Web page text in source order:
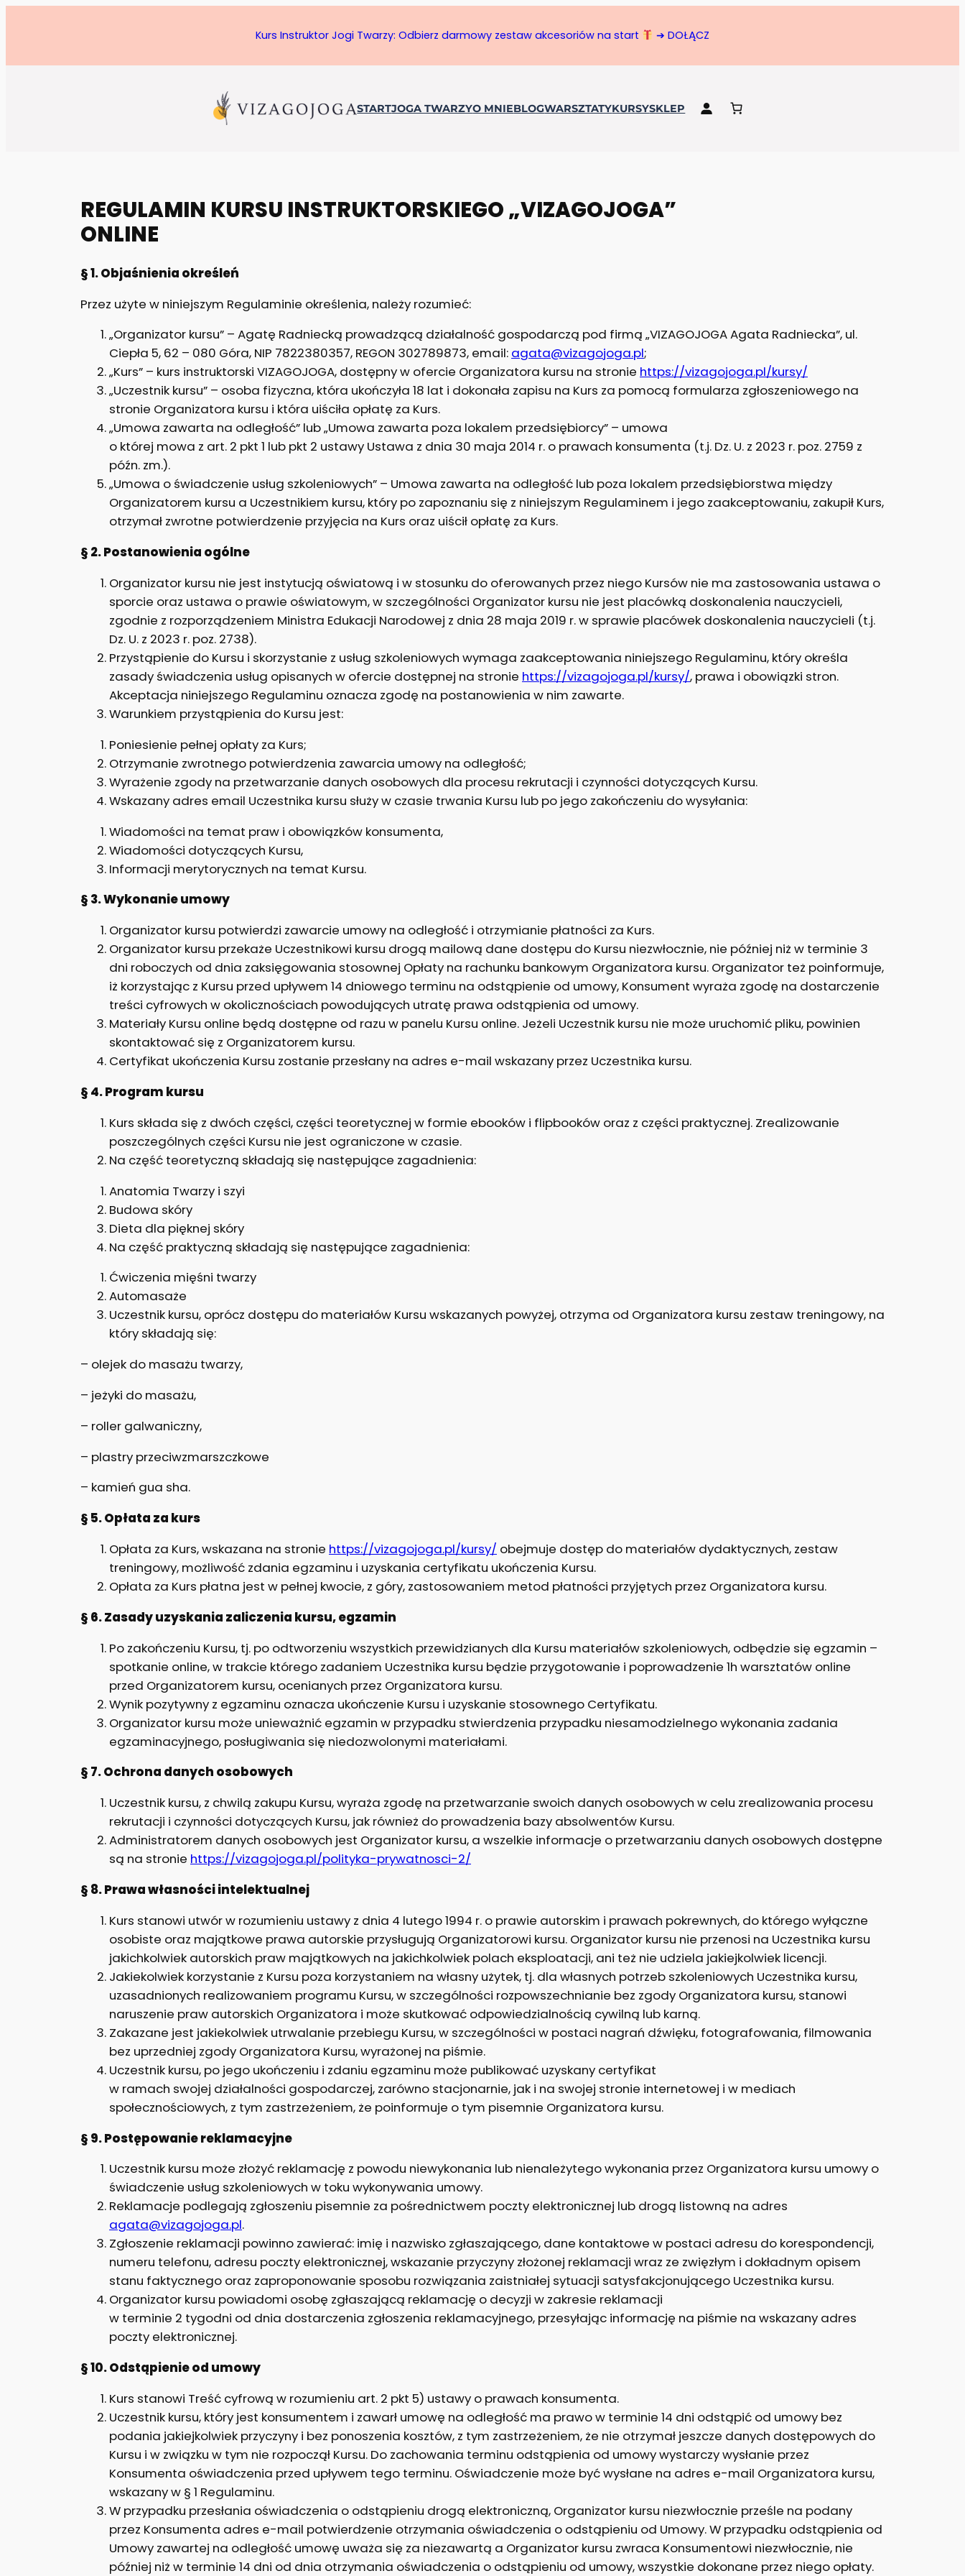
Kurs Instruktor Jogi Twarzy: Odbierz darmowy zestaw akcesoriów na start ➔ DOŁĄCZ
STARTJOGA TWARZYO MNIEBLOGWARSZTATYKURSYSKLEP
REGULAMIN KURSU INSTRUKTORSKIEGO „VIZAGOJOGA”
ONLINE
§ 1. Objaśnienia określeń
Przez użyte w niniejszym Regulaminie określenia, należy rozumieć:
„Organizator kursu” – Agatę Radniecką prowadzącą działalność gospodarczą pod firmą „VIZAGOJOGA Agata Radniecka”, ul.
Ciepła 5, 62 – 080 Góra, NIP 7822380357, REGON 302789873, email: agata@vizagojoga.pl;
„Kurs” – kurs instruktorski VIZAGOJOGA, dostępny w ofercie Organizatora kursu na stronie https://vizagojoga.pl/kursy/
„Uczestnik kursu” – osoba fizyczna, która ukończyła 18 lat i dokonała zapisu na Kurs za pomocą formularza zgłoszeniowego na
stronie Organizatora kursu i która uiściła opłatę za Kurs.
„Umowa zawarta na odległość” lub „Umowa zawarta poza lokalem przedsiębiorcy” – umowa
o której mowa z art. 2 pkt 1 lub pkt 2 ustawy Ustawa z dnia 30 maja 2014 r. o prawach konsumenta (t.j. Dz. U. z 2023 r. poz. 2759 z
późn. zm.).
„Umowa o świadczenie usług szkoleniowych” – Umowa zawarta na odległość lub poza lokalem przedsiębiorstwa między
Organizatorem kursu a Uczestnikiem kursu, który po zapoznaniu się z niniejszym Regulaminem i jego zaakceptowaniu, zakupił Kurs,
otrzymał zwrotne potwierdzenie przyjęcia na Kurs oraz uiścił opłatę za Kurs.
§ 2. Postanowienia ogólne
Organizator kursu nie jest instytucją oświatową i w stosunku do oferowanych przez niego Kursów nie ma zastosowania ustawa o
sporcie oraz ustawa o prawie oświatowym, w szczególności Organizator kursu nie jest placówką doskonalenia nauczycieli,
zgodnie z rozporządzeniem Ministra Edukacji Narodowej z dnia 28 maja 2019 r. w sprawie placówek doskonalenia nauczycieli (t.j.
Dz. U. z 2023 r. poz. 2738).
Przystąpienie do Kursu i skorzystanie z usług szkoleniowych wymaga zaakceptowania niniejszego Regulaminu, który określa
zasady świadczenia usług opisanych w ofercie dostępnej na stronie https://vizagojoga.pl/kursy/, prawa i obowiązki stron.
Akceptacja niniejszego Regulaminu oznacza zgodę na postanowienia w nim zawarte.
Warunkiem przystąpienia do Kursu jest:
Poniesienie pełnej opłaty za Kurs;
Otrzymanie zwrotnego potwierdzenia zawarcia umowy na odległość;
Wyrażenie zgody na przetwarzanie danych osobowych dla procesu rekrutacji i czynności dotyczących Kursu.
Wskazany adres email Uczestnika kursu służy w czasie trwania Kursu lub po jego zakończeniu do wysyłania:
Wiadomości na temat praw i obowiązków konsumenta,
Wiadomości dotyczących Kursu,
Informacji merytorycznych na temat Kursu.
§ 3. Wykonanie umowy
Organizator kursu potwierdzi zawarcie umowy na odległość i otrzymianie płatności za Kurs.
Organizator kursu przekaże Uczestnikowi kursu drogą mailową dane dostępu do Kursu niezwłocznie, nie później niż w terminie 3
dni roboczych od dnia zaksięgowania stosownej Opłaty na rachunku bankowym Organizatora kursu. Organizator też poinformuje,
iż korzystając z Kursu przed upływem 14 dniowego terminu na odstąpienie od umowy, Konsument wyraża zgodę na dostarczenie
treści cyfrowych w okolicznościach powodujących utratę prawa odstąpienia od umowy.
Materiały Kursu online będą dostępne od razu w panelu Kursu online. Jeżeli Uczestnik kursu nie może uruchomić pliku, powinien
skontaktować się z Organizatorem kursu.
Certyfikat ukończenia Kursu zostanie przesłany na adres e-mail wskazany przez Uczestnika kursu.
§ 4. Program kursu
Kurs składa się z dwóch części, części teoretycznej w formie ebooków i flipbooków oraz z części praktycznej. Zrealizowanie
poszczególnych części Kursu nie jest ograniczone w czasie.
Na część teoretyczną składają się następujące zagadnienia:
Anatomia Twarzy i szyi
Budowa skóry
Dieta dla pięknej skóry
Na część praktyczną składają się następujące zagadnienia:
Ćwiczenia mięśni twarzy
Automasaże
Uczestnik kursu, oprócz dostępu do materiałów Kursu wskazanych powyżej, otrzyma od Organizatora kursu zestaw treningowy, na
który składają się:
– olejek do masażu twarzy,
– jeżyki do masażu,
– roller galwaniczny,
– plastry przeciwzmarszczkowe
– kamień gua sha.
§ 5. Opłata za kurs
Opłata za Kurs, wskazana na stronie https://vizagojoga.pl/kursy/ obejmuje dostęp do materiałów dydaktycznych, zestaw
treningowy, możliwość zdania egzaminu i uzyskania certyfikatu ukończenia Kursu.
Opłata za Kurs płatna jest w pełnej kwocie, z góry, zastosowaniem metod płatności przyjętych przez Organizatora kursu.
§ 6. Zasady uzyskania zaliczenia kursu, egzamin
Po zakończeniu Kursu, tj. po odtworzeniu wszystkich przewidzianych dla Kursu materiałów szkoleniowych, odbędzie się egzamin –
spotkanie online, w trakcie którego zadaniem Uczestnika kursu będzie przygotowanie i poprowadzenie 1h warsztatów online
przed Organizatorem kursu, ocenianych przez Organizatora kursu.
Wynik pozytywny z egzaminu oznacza ukończenie Kursu i uzyskanie stosownego Certyfikatu.
Organizator kursu może unieważnić egzamin w przypadku stwierdzenia przypadku niesamodzielnego wykonania zadania
egzaminacyjnego, posługiwania się niedozwolonymi materiałami.
§ 7. Ochrona danych osobowych
Uczestnik kursu, z chwilą zakupu Kursu, wyraża zgodę na przetwarzanie swoich danych osobowych w celu zrealizowania procesu
rekrutacji i czynności dotyczących Kursu, jak również do prowadzenia bazy absolwentów Kursu.
Administratorem danych osobowych jest Organizator kursu, a wszelkie informacje o przetwarzaniu danych osobowych dostępne
są na stronie https://vizagojoga.pl/polityka-prywatnosci-2/
§ 8. Prawa własności intelektualnej
Kurs stanowi utwór w rozumieniu ustawy z dnia 4 lutego 1994 r. o prawie autorskim i prawach pokrewnych, do którego wyłączne
osobiste oraz majątkowe prawa autorskie przysługują Organizatorowi kursu. Organizator kursu nie przenosi na Uczestnika kursu
jakichkolwiek autorskich praw majątkowych na jakichkolwiek polach eksploatacji, ani też nie udziela jakiejkolwiek licencji.
Jakiekolwiek korzystanie z Kursu poza korzystaniem na własny użytek, tj. dla własnych potrzeb szkoleniowych Uczestnika kursu,
uzasadnionych realizowaniem programu Kursu, w szczególności rozpowszechnianie bez zgody Organizatora kursu, stanowi
naruszenie praw autorskich Organizatora i może skutkować odpowiedzialnością cywilną lub karną.
Zakazane jest jakiekolwiek utrwalanie przebiegu Kursu, w szczególności w postaci nagrań dźwięku, fotografowania, filmowania
bez uprzedniej zgody Organizatora Kursu, wyrażonej na piśmie.
Uczestnik kursu, po jego ukończeniu i zdaniu egzaminu może publikować uzyskany certyfikat
w ramach swojej działalności gospodarczej, zarówno stacjonarnie, jak i na swojej stronie internetowej i w mediach
społecznościowych, z tym zastrzeżeniem, że poinformuje o tym pisemnie Organizatora kursu.
§ 9. Postępowanie reklamacyjne
Uczestnik kursu może złożyć reklamację z powodu niewykonania lub nienależytego wykonania przez Organizatora kursu umowy o
świadczenie usług szkoleniowych w toku wykonywania umowy.
Reklamacje podlegają zgłoszeniu pisemnie za pośrednictwem poczty elektronicznej lub drogą listowną na adres
agata@vizagojoga.pl.
Zgłoszenie reklamacji powinno zawierać: imię i nazwisko zgłaszającego, dane kontaktowe w postaci adresu do korespondencji,
numeru telefonu, adresu poczty elektronicznej, wskazanie przyczyny złożonej reklamacji wraz ze zwięzłym i dokładnym opisem
stanu faktycznego oraz zaproponowanie sposobu rozwiązania zaistniałej sytuacji satysfakcjonującego Uczestnika kursu.
Organizator kursu powiadomi osobę zgłaszającą reklamację o decyzji w zakresie reklamacji
w terminie 2 tygodni od dnia dostarczenia zgłoszenia reklamacyjnego, przesyłając informację na piśmie na wskazany adres
poczty elektronicznej.
§ 10. Odstąpienie od umowy
Kurs stanowi Treść cyfrową w rozumieniu art. 2 pkt 5) ustawy o prawach konsumenta.
Uczestnik kursu, który jest konsumentem i zawarł umowę na odległość ma prawo w terminie 14 dni odstąpić od umowy bez
podania jakiejkolwiek przyczyny i bez ponoszenia kosztów, z tym zastrzeżeniem, że nie otrzymał jeszcze danych dostępowych do
Kursu i w związku w tym nie rozpoczął Kursu. Do zachowania terminu odstąpienia od umowy wystarczy wysłanie przez
Konsumenta oświadczenia przed upływem tego terminu. Oświadczenie może być wysłane na adres e-mail Organizatora kursu,
wskazany w § 1 Regulaminu.
W przypadku przesłania oświadczenia o odstąpieniu drogą elektroniczną, Organizator kursu niezwłocznie prześle na podany
przez Konsumenta adres e-mail potwierdzenie otrzymania oświadczenia o odstąpieniu od Umowy. W przypadku odstąpienia od
Umowy zawartej na odległość umowę uważa się za niezawartą a Organizator kursu zwraca Konsumentowi niezwłocznie, nie
później niż w terminie 14 dni od dnia otrzymania oświadczenia o odstąpieniu od umowy, wszystkie dokonane przez niego opłaty.